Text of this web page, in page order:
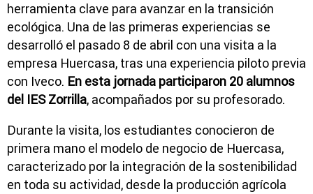
herramienta clave para avanzar en la transición
ecológica. Una de las primeras experiencias se
desarrolló el pasado 8 de abril con una visita a la
empresa Huercasa, tras una experiencia piloto previa
con Iveco. En esta jornada participaron 20 alumnos
del IES Zorrilla, acompañados por su profesorado.
Durante la visita, los estudiantes conocieron de
primera mano el modelo de negocio de Huercasa,
caracterizado por la integración de la sostenibilidad
en toda su actividad, desde la producción agrícola